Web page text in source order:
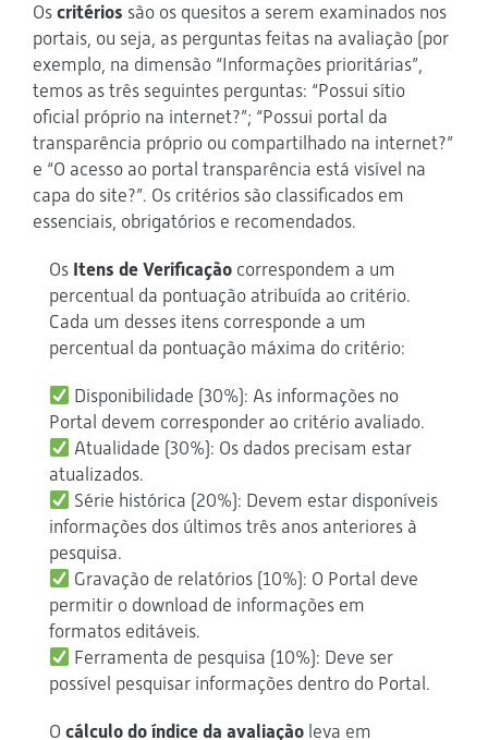
Os critérios são os quesitos a serem examinados nos
portais, ou seja, as perguntas feitas na avaliação (por
exemplo, na dimensão “Informações prioritárias”,
temos as três seguintes perguntas: “Possui sítio
oficial próprio na internet?”; “Possui portal da
transparência próprio ou compartilhado na internet?”
e “O acesso ao portal transparência está visível na
capa do site?”. Os critérios são classificados em
essenciais, obrigatórios e recomendados.
Os Itens de Verificação correspondem a um
percentual da pontuação atribuída ao critério.
Cada um desses itens corresponde a um
percentual da pontuação máxima do critério:
Disponibilidade (30%): As informações no
Portal devem corresponder ao critério avaliado.
Atualidade (30%): Os dados precisam estar
atualizados.
Série histórica (20%): Devem estar disponíveis
informações dos últimos três anos anteriores à
pesquisa.
Gravação de relatórios (10%): O Portal deve
permitir o download de informações em
formatos editáveis.
Ferramenta de pesquisa (10%): Deve ser
possível pesquisar informações dentro do Portal.
O cálculo do índice da avaliação leva em